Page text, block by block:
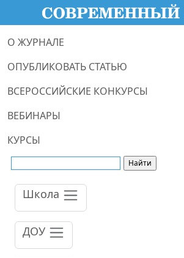
О ЖУРНАЛЕ
ОПУБЛИКОВАТЬ СТАТЬЮ
ВСЕРОССИЙСКИЕ КОНКУРСЫ
ВЕБИНАРЫ
КУРСЫ
Школа
ДОУ